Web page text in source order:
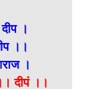
।
।।
।
दीपं ।।